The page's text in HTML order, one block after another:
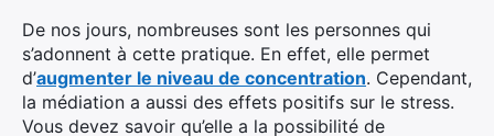
De nos jours, nombreuses sont les personnes qui
s’adonnent à cette pratique. En effet, elle permet
d’augmenter le niveau de concentration. Cependant,
la médiation a aussi des effets positifs sur le stress.
Vous devez savoir qu’elle a la possibilité de